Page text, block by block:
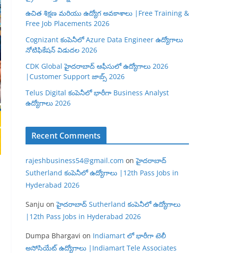
ఉచిత శిక్షణ మరియు ఉద్యోగ అవకాశాలు |Free Training &
Free Job Placements 2026
Cognizant కంపెనీలో Azure Data Engineer ఉద్యోగాలు
నోటిఫికేషన్ విడుదల 2026
CDK Global హైదరాబాద్ ఆఫీసులో ఉద్యోగాలు 2026
|Customer Support జాబ్స్ 2026
Telus Digital కంపెనీలో భారీగా Business Analyst
ఉద్యోగాలు 2026
Recent Comments
rajeshbusiness54@gmail.com onహైదరాబాద్
Sutherland కంపెనీలో ఉద్యోగాలు |12th Pass Jobs in
Hyderabad 2026
Sanju onహైదరాబాద్ Sutherland కంపెనీలో ఉద్యోగాలు
|12th Pass Jobs in Hyderabad 2026
Dumpa Bhargavi on Indiamart లో భారీగా టెలీ
అసోసియేట్ ఉద్యోగాలు |Indiamart Tele Associates